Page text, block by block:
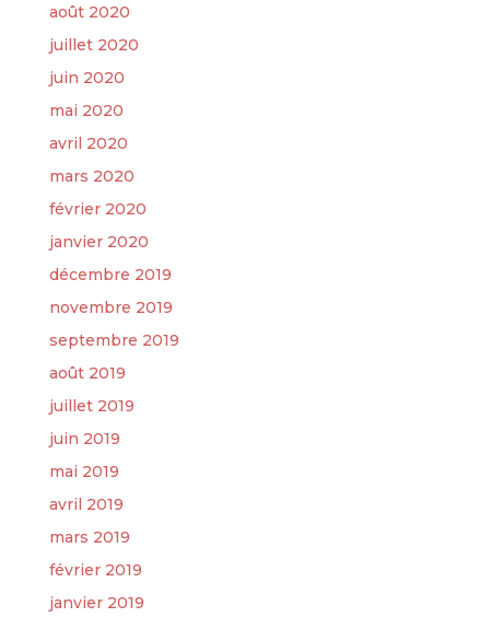
août 2020
juillet 2020
juin 2020
mai 2020
avril 2020
mars 2020
février 2020
janvier 2020
décembre 2019
novembre 2019
septembre 2019
août 2019
juillet 2019
juin 2019
mai 2019
avril 2019
mars 2019
février 2019
janvier 2019